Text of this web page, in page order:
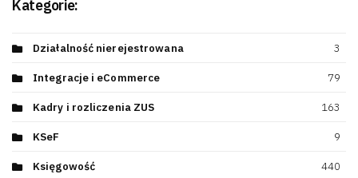
Kategorie:
Działalność nierejestrowana 3
Integracje i eCommerce 79
Kadry i rozliczenia ZUS 163
KSeF 9
Księgowość 440